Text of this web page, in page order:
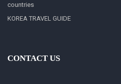
countries
KOREA TRAVEL GUIDE
CONTACT US